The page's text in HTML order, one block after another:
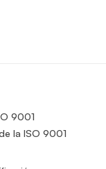
9001
la ISO 9001